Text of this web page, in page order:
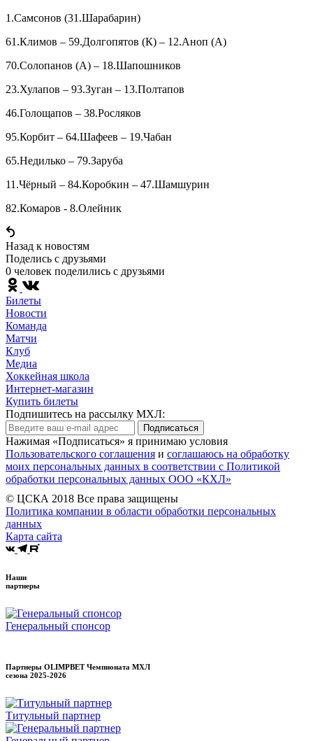
1.Самсонов (31.Шарабарин)
61.Климов – 59.Долгопятов (К) – 12.Аноп (А)
70.Солопанов (А) – 18.Шапошников
23.Хулапов – 93.Зуган – 13.Полтапов
46.Голощапов – 38.Росляков
95.Корбит – 64.Шафеев – 19.Чабан
65.Недилько – 79.Заруба
11.Чёрный – 84.Коробкин – 47.Шамшурин
82.Комаров - 8.Олейник
Назад к новостям
Поделись c друзьями
0 человек поделились c друзьями
Билеты
Новости
Команда
Матчи
Клуб
Медиа
Хоккейная школа
Интернет-магазин
Купить билеты
Подпишитесь на рассылку МХЛ:
Подписаться
Нажимая «Подписаться» я принимаю условия
Пользовательского соглашения и соглашаюсь на обработку
моих персональных данных в соответствии с Политикой
обработки персональных данных ООО «КХЛ»
© ЦСКА 2018 Все права защищены
Политика компании в области обработки персональных
данных
Карта сайта
Наши
партнеры
Генеральный спонсор
Партнеры OLIMPBET Чемпионата МХЛ
сезона 2025-2026
Титульный партнер